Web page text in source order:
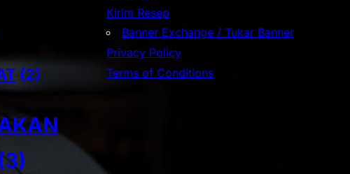
(2)
Kirim Resep
Banner Exchange / Tukar Banner
Privacy Policy
Terms of Conditions